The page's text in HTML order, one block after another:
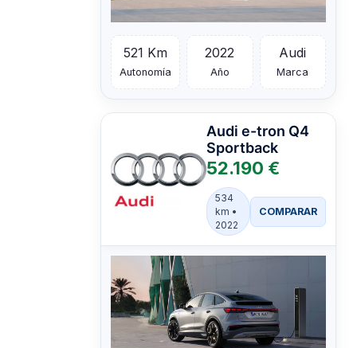
521 Km
Autonomía
2022
Año
Audi
Marca
Audi e-tron Q4
Sportback
52.190 €
534
km •
2022
COMPARAR